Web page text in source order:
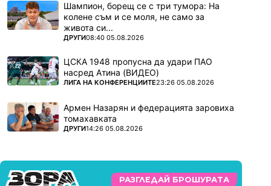
Шампион, борещ се с три тумора: На
колене съм и се моля, не само за
живота си...
ПОВЕЧЕ ОТ
ДРУГИ08:40 05.08.2026
ЦСКА 1948 пропусна да удари ПАО
насред Атина (ВИДЕО)
ПОВЕЧЕ ОТ
ЛИГА НА КОНФЕРЕНЦИИТЕ23:26 05.08.2026
Армен Назарян и федерацията заровиха
томахавката
ПОВЕЧЕ ОТ
ДРУГИ14:26 05.08.2026
РАЗГЛЕДАЙ БРОШУРАТА